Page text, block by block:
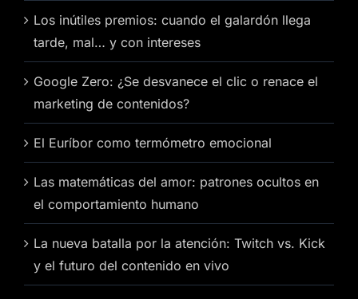
Los inútiles premios: cuando el galardón llega
tarde, mal… y con intereses
Google Zero: ¿Se desvanece el clic o renace el
marketing de contenidos?
El Euríbor como termómetro emocional
Las matemáticas del amor: patrones ocultos en
el comportamiento humano
La nueva batalla por la atención: Twitch vs. Kick
y el futuro del contenido en vivo